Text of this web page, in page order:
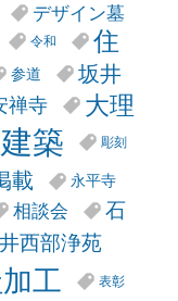
デザイン墓
令和
住
参道
坂井
禅寺
大理
建築 彫刻
載 永平寺
相談会
石
西部浄苑
工 表彰